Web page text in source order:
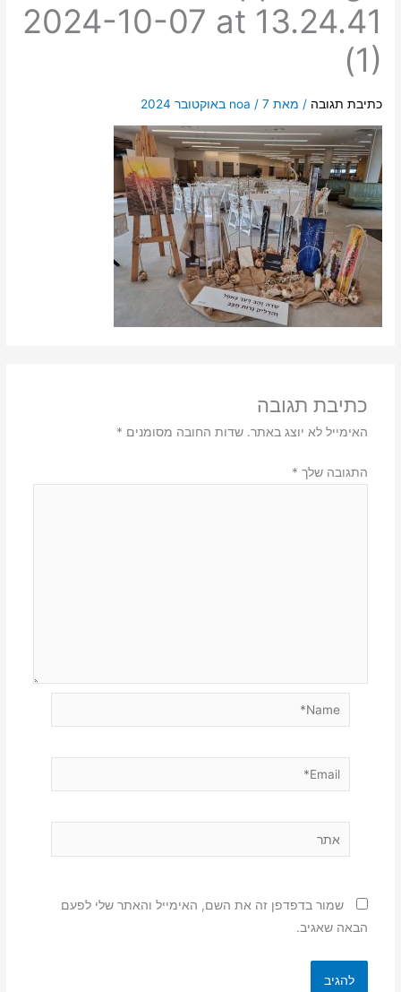
2024-10-07 at 13.24.41
(1)
כתיבת תגובה / מאת noa / 7 באוקטובר 2024
כתיבת תגובה
האימייל לא יוצג באתר. שדות החובה מסומנים *
התגובה שלך *
Email*
שמור בדפדפן זה את השם, האימייל והאתר שלי לפעם
הבאה שאגיב.